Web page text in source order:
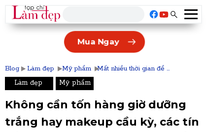
Blog Làm đẹp Mỹ phẩm Mất nhiều thời gian để ...
Không cần tốn hàng giờ dưỡng
trắng hay makeup cầu kỳ, các tín
Làm đẹp Mỹ phẩm
Mua Ngay